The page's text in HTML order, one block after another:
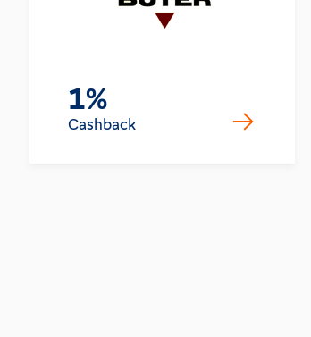
1%
Cashback